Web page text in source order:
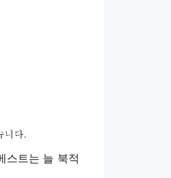
스트는 늘 북적